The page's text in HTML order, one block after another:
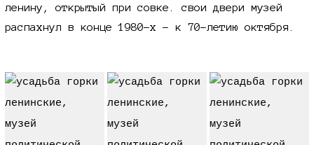
ленину, открытый при совке. свои двери музей
распахнул в конце1980-х - к 70-летию октября.